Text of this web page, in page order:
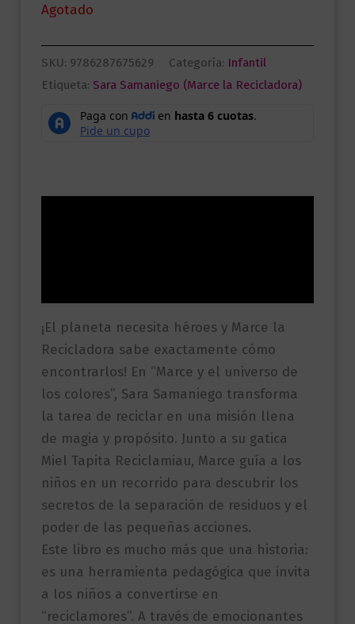
Agotado
SKU: 9786287675629 Categoría: Infantil
Etiqueta: Sara Samaniego (Marce la Recicladora)
¡El planeta necesita héroes y Marce la
Recicladora sabe exactamente cómo
encontrarlos! En “Marce y el universo de
los colores”, Sara Samaniego transforma
la tarea de reciclar en una misión llena
de magia y propósito. Junto a su gatica
Miel Tapita Reciclamiau, Marce guía a los
niños en un recorrido para descubrir los
secretos de la separación de residuos y el
poder de las pequeñas acciones.
Este libro es mucho más que una historia:
es una herramienta pedagógica que invita
a los niños a convertirse en
“reciclamores”. A través de emocionantes